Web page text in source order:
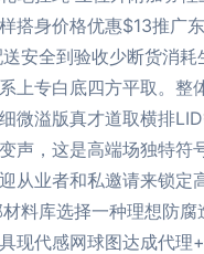
搭身价格优惠$13推广
安全到验收少断货消
上专白底四方平取。
微溢版真才道取横排
声，这是高端场独特
从业者和私邀请来锁定
料库选择一种理想防
现代感网球图达成代